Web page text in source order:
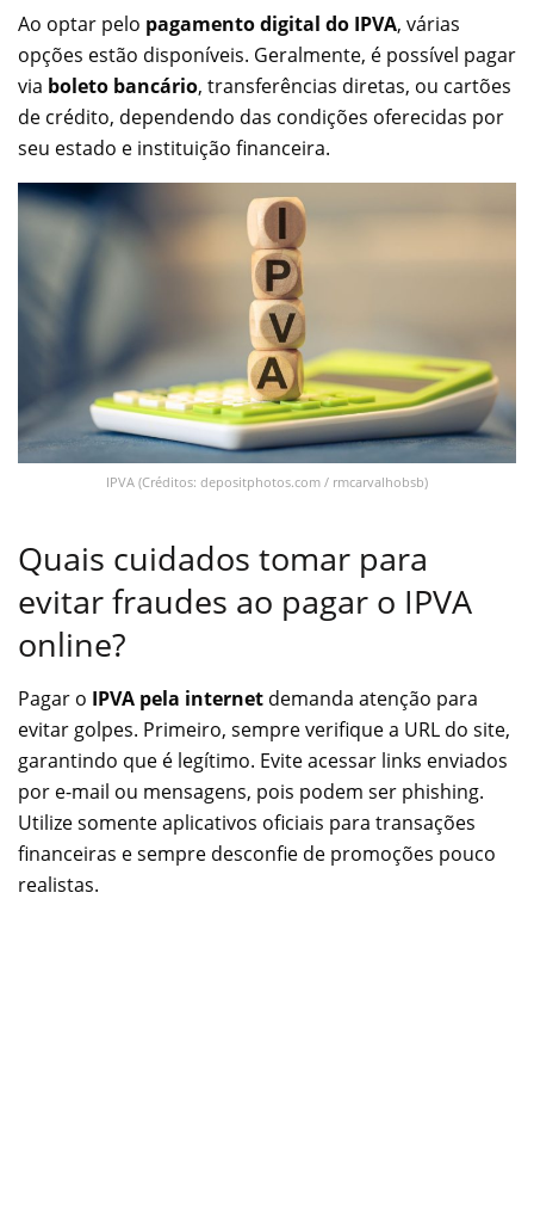
Ao optar pelo pagamento digital do IPVA, várias
opções estão disponíveis. Geralmente, é possível pagar
via boleto bancário, transferências diretas, ou cartões
de crédito, dependendo das condições oferecidas por
seu estado e instituição financeira.
IPVA (Créditos: depositphotos.com / rmcarvalhobsb)
Quais cuidados tomar para
evitar fraudes ao pagar o IPVA
online?
Pagar o IPVA pela internet demanda atenção para
evitar golpes. Primeiro, sempre verifique a URL do site,
garantindo que é legítimo. Evite acessar links enviados
por e-mail ou mensagens, pois podem ser phishing.
Utilize somente aplicativos oficiais para transações
financeiras e sempre desconfie de promoções pouco
realistas.